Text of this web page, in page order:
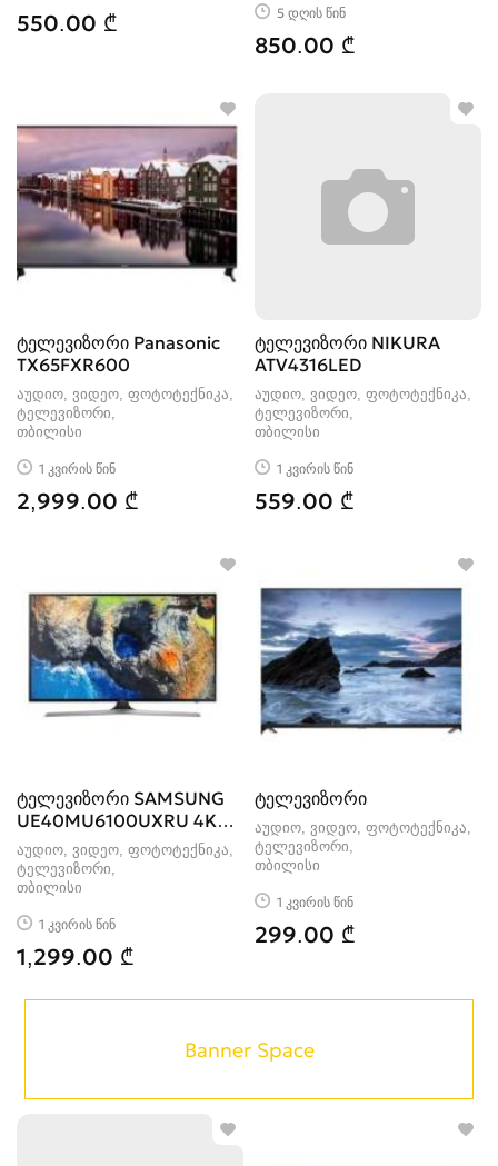
550.00 ₾ 5 დღის წინ
850.00 ₾
ტელევიზორი Panasonic
TX65FXR600
აუდიო, ვიდეო, ფოტოტექნიკა,
ტელევიზორი
თბილისი
1 კვირის წინ
2,999.00 ₾
ტელევიზორი NIKURA
ATV4316LED
აუდიო, ვიდეო, ფოტოტექნიკა,
ტელევიზორი
თბილისი
1 კვირის წინ
559.00 ₾
ტელევიზორი SAMSUNG
UE40MU6100UXRU 4K
UHD (102 სმ)
აუდიო, ვიდეო, ფოტოტექნიკა,
ტელევიზორი
თბილისი
1 კვირის წინ
1,299.00 ₾
ტელევიზორი
აუდიო, ვიდეო, ფოტოტექნიკა,
ტელევიზორი
თბილისი
1 კვირის წინ
299.00 ₾
Banner Space